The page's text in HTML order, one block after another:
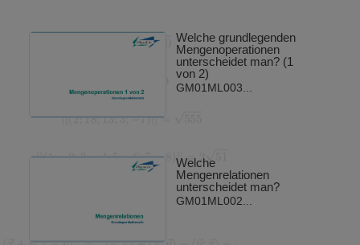
Welche grundlegenden
Mengenoperationen
unterscheidet man? (1
von 2)
GM01ML003...
Welche
Mengenrelationen
unterscheidet man?
GM01ML002...